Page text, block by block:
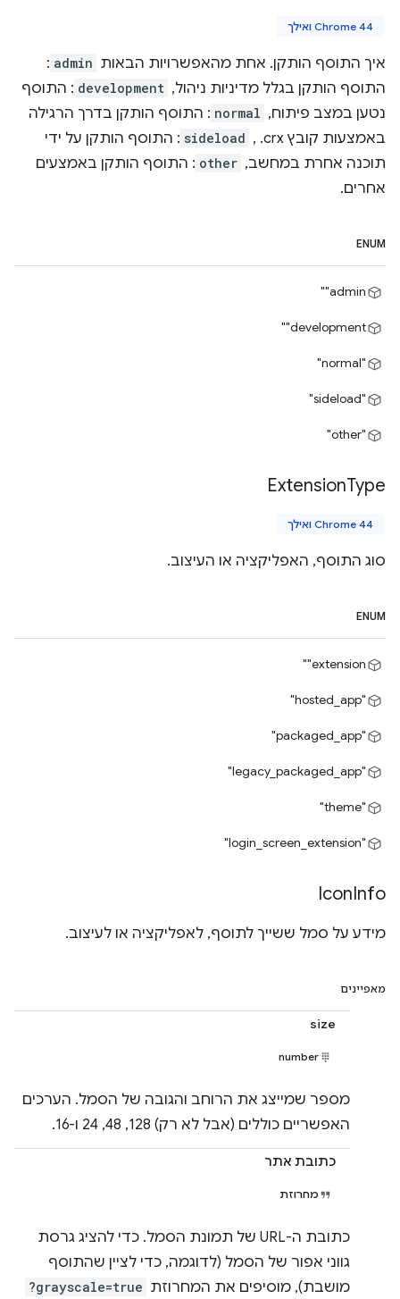
Chrome 44 ואילך
איך התוסף הותקן. אחת מהאפשרויות הבאות admin
:
התוסף הותקן בגלל מדיניות ניהול, development : התוסף
נטען במצב פיתוח, normal : התוסף הותקן בדרך הרגילה
באמצעות קובץ ‎ .crx,
sideload : התוסף הותקן על ידי
תוכנה אחרת במחשב, other : התוסף הותקן באמצעים
אחרים.
ENUM
‎"admin"
‎"development"
"normal"
"sideload"
"other"
ExtensionType
Chrome 44 ואילך
סוג התוסף, האפליקציה או העיצוב.
ENUM
‎"extension"
"hosted_app"
"packaged_app"
"legacy_packaged_app"
"theme"
"login_screen_extension"
IconInfo
מידע על סמל ששייך לתוסף, לאפליקציה או לעיצוב.
מאפיינים
size
number
מספר שמייצג את הרוחב והגובה של הסמל. הערכים
האפשריים כוללים (אבל לא רק) 128,‏ 48,‏ 24 ו-16.
כתובת אתר
מחרוזת
כתובת ה-URL של תמונת הסמל. כדי להציג גרסת
גווני אפור של הסמל (לדוגמה, כדי לציין שהתוסף
מושבת), מוסיפים את המחרוזת ?grayscale=true